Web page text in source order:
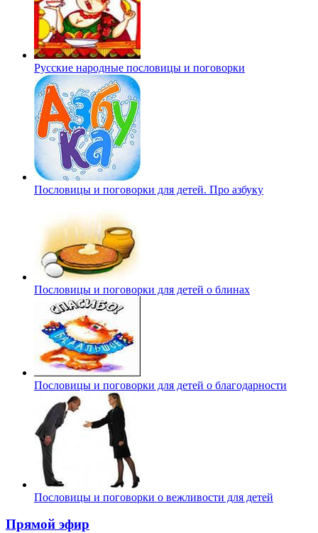
Русские народные пословицы и поговорки
Пословицы и поговорки для детей. Про азбуку
Пословицы и поговорки для детей о блинах
Пословицы и поговорки для детей о благодарности
Пословицы и поговорки о вежливости для детей
Прямой эфир